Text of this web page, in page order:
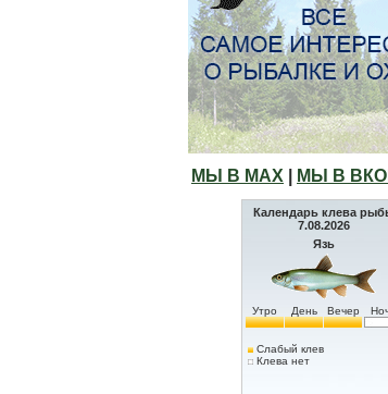
МЫ В МАХ МЫ В
Календарь клева
7.08.2026
Язь
Утро День Вечер
Слабый клев
Клева нет